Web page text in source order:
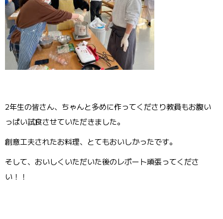
2年生の皆さん、ちゃんと多めに作ってくださり教員もお腹い
っぱい試食させていただきました。
創意工夫されたお料理、とてもおいしかったです。
そして、おいしくいただいた後のレポート頑張ってくださ
い！！